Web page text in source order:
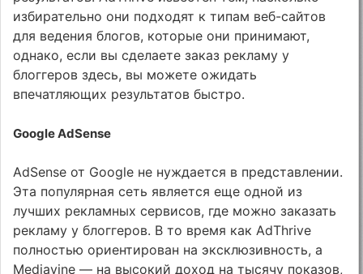
избирательно они подходят к типам веб-сайтов
для ведения блогов, которые они принимают,
однако, если вы сделаете заказ рекламу у
блоггеров здесь, вы можете ожидать
впечатляющих результатов быстро.
Google AdSense
AdSense от Google не нуждается в представлении.
Эта популярная сеть является еще одной из
лучших рекламных сервисов, где можно заказать
рекламу у блоггеров. В то время как AdThrive
полностью ориентирован на эксклюзивность, а
Mediavine — на высокий доход на тысячу показов,